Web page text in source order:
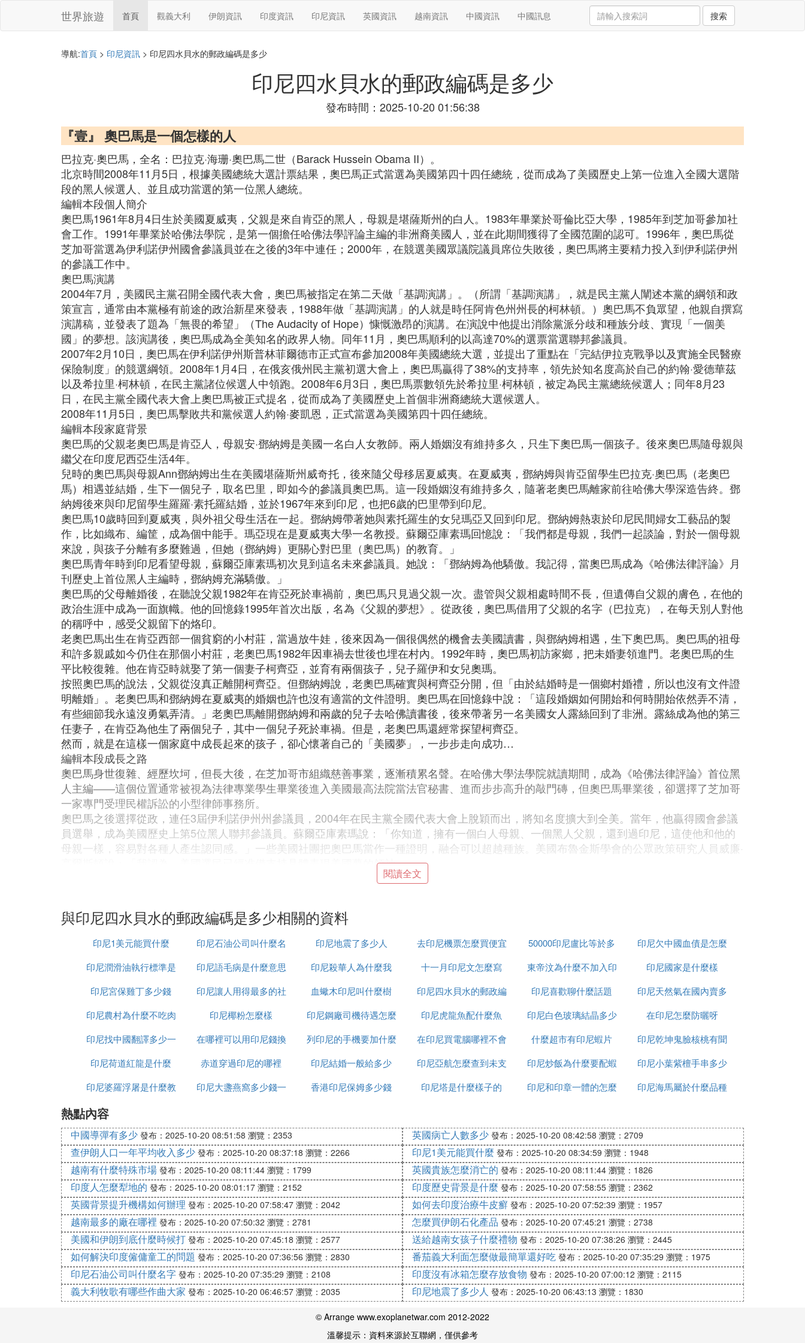
世界旅遊 首頁 觀義大利 伊朗資訊 印度資訊 印尼資訊 英國資訊 越南資訊 中國資訊 中國訊息 搜索
導航:首頁 > 印尼資訊 > 印尼四水貝水的郵政編碼是多少
印尼四水貝水的郵政編碼是多少
發布時間：2025-10-20 01:56:38
『壹』 奧巴馬是一個怎樣的人
巴拉克·奧巴馬，全名：巴拉克·海珊·奧巴馬二世（Barack Hussein Obama II）。
北京時間2008年11月5日，根據美國總統大選計票結果，奧巴馬正式當選為美國第四十四任總統，從而成為了美國歷史上第一位進入全國大選階
段的黑人候選人、並且成功當選的第一位黑人總統。
編輯本段個人簡介
奧巴馬1961年8月4日生於美國夏威夷，父親是來自肯亞的黑人，母親是堪薩斯州的白人。1983年畢業於哥倫比亞大學，1985年到芝加哥參加社
會工作。1991年畢業於哈佛法學院，是第一個擔任哈佛法學評論主編的非洲裔美國人，並在此期間獲得了全國范圍的認可。1996年，奧巴馬從
芝加哥當選為伊利諾伊州國會參議員並在之後的3年中連任；2000年，在競選美國眾議院議員席位失敗後，奧巴馬將主要精力投入到伊利諾伊州
的參議工作中。
奧巴馬演講
2004年7月，美國民主黨召開全國代表大會，奧巴馬被指定在第二天做「基調演講」。（所謂「基調演講」，就是民主黨人闡述本黨的綱領和政
策宣言，通常由本黨極有前途的政治新星來發表，1988年做「基調演講」的人就是時任阿肯色州州長的柯林頓。）奧巴馬不負眾望，他親自撰寫
演講稿，並發表了題為「無畏的希望」（The Audacity of Hope）慷慨激昂的演講。在演說中他提出消除黨派分歧和種族分歧、實現「一個美
國」的夢想。該演講後，奧巴馬成為全美知名的政界人物。同年11月，奧巴馬順利的以高達70%的選票當選聯邦參議員。
2007年2月10日，奧巴馬在伊利諾伊州斯普林菲爾德市正式宣布參加2008年美國總統大選，並提出了重點在「完結伊拉克戰爭以及實施全民醫療
保險制度」的競選綱領。2008年1月4日，在俄亥俄州民主黨初選大會上，奧巴馬贏得了38%的支持率，領先於知名度高於自己的約翰·愛德華茲
以及希拉里·柯林頓，在民主黨諸位候選人中領跑。2008年6月3日，奧巴馬票數領先於希拉里·柯林頓，被定為民主黨總統候選人；同年8月23
日，在民主黨全國代表大會上奧巴馬被正式提名，從而成為了美國歷史上首個非洲裔總統大選候選人。
2008年11月5日，奧巴馬擊敗共和黨候選人約翰·麥凱恩，正式當選為美國第四十四任總統。
編輯本段家庭背景
奧巴馬的父親老奧巴馬是肯亞人，母親安·鄧納姆是美國一名白人女教師。兩人婚姻沒有維持多久，只生下奧巴馬一個孩子。後來奧巴馬隨母親與
繼父在印度尼西亞生活4年。
兒時的奧巴馬與母親Ann鄧納姆出生在美國堪薩斯州威奇托，後來隨父母移居夏威夷。在夏威夷，鄧納姆與肯亞留學生巴拉克·奧巴馬（老奧巴
馬）相遇並結婚，生下一個兒子，取名巴里，即如今的參議員奧巴馬。這一段婚姻沒有維持多久，隨著老奧巴馬離家前往哈佛大學深造告終。鄧
納姆後來與印尼留學生羅羅·素托羅結婚，並於1967年來到印尼，也把6歲的巴里帶到印尼。
奧巴馬10歲時回到夏威夷，與外祖父母生活在一起。鄧納姆帶著她與素托羅生的女兒瑪亞又回到印尼。鄧納姆熱衷於印尼民間婦女工藝品的製
作，比如織布、編筐，成為個中能手。瑪亞現在是夏威夷大學一名教授。蘇爾亞庫素瑪回憶說：「我們都是母親，我們一起談論，對於一個母親
來說，與孩子分離有多麼難過，但她（鄧納姆）更關心對巴里（奧巴馬）的教育。」
奧巴馬青年時到印尼看望母親，蘇爾亞庫素瑪初次見到這名未來參議員。她說：「鄧納姆為他驕傲。我記得，當奧巴馬成為《哈佛法律評論》月
刊歷史上首位黑人主編時，鄧納姆充滿驕傲。」
奧巴馬的父母離婚後，在聽說父親1982年在肯亞死於車禍前，奧巴馬只見過父親一次。盡管與父親相處時間不長，但遺傳自父親的膚色，在他的
政治生涯中成為一面旗幟。他的回憶錄1995年首次出版，名為《父親的夢想》。從政後，奧巴馬借用了父親的名字（巴拉克），在每天別人對他
的稱呼中，感受父親留下的烙印。
老奧巴馬出生在肯亞西部一個貧窮的小村莊，當過放牛娃，後來因為一個很偶然的機會去美國讀書，與鄧納姆相遇，生下奧巴馬。奧巴馬的祖母
和許多親戚如今仍住在那個小村莊，老奧巴馬1982年因車禍去世後也埋在村內。1992年時，奧巴馬初訪家鄉，把未婚妻領進門。老奧巴馬的生
平比較復雜。他在肯亞時就娶了第一個妻子柯齊亞，並育有兩個孩子，兒子羅伊和女兒奧瑪。
按照奧巴馬的說法，父親從沒真正離開柯齊亞。但鄧納姆說，老奧巴馬確實與柯齊亞分開，但「由於結婚時是一個鄉村婚禮，所以也沒有文件證
明離婚」。老奧巴馬和鄧納姆在夏威夷的婚姻也許也沒有適當的文件證明。奧巴馬在回憶錄中說：「這段婚姻如何開始和何時開始依然弄不清，
有些細節我永遠沒勇氣弄清。」老奧巴馬離開鄧納姆和兩歲的兒子去哈佛讀書後，後來帶著另一名美國女人露絲回到了非洲。露絲成為他的第三
任妻子，在肯亞為他生了兩個兒子，其中一個兒子死於車禍。但是，老奧巴馬還經常探望柯齊亞。
然而，就是在這樣一個家庭中成長起來的孩子，卻心懷著自己的「美國夢」，一步步走向成功…
編輯本段成長之路
奧巴馬身世復雜、經歷坎坷，但長大後，在芝加哥市組織慈善事業，逐漸積累名聲。在哈佛大學法學院就讀期間，成為《哈佛法律評論》首位黑
人主編——這個位置通常被視為法律專業學生畢業後進入美國最高法院當法官秘書、進而步步高升的敲門磚，但奧巴馬畢業後，卻選擇了芝加哥
一家專門受理民權訴訟的小型律師事務所。
奧巴馬之後選擇從政，連任3屆伊利諾伊州州參議員，2004年在民主黨全國代表大會上脫穎而出，將知名度擴大到全美。當年，他贏得國會參議
員選舉，成為美國歷史上第5位黑人聯邦參議員。蘇爾亞庫素瑪說：「你知道，擁有一個白人母親、一個黑人父親，還到過印尼，這使他和他的
母親一樣，容易對各種人產生認同感。」一些美國社團把奧巴馬當作一種證明，融合可以超越種族。美國布魯金斯學會的公眾政策研究人員威廉·
高爾斯頓說：「我認為，美國選民已經准備支持具體表現美國夢的領袖。」
弗吉尼亞大學政治學教授拉里·薩瓦托認為，奧巴馬公布自己身世可以吸引選民，無論存在何種爭議。薩瓦托說：「美國人喜歡成功的故事。」蘇
編輯本段參選歷程
一百多年前的美國總統大選，亞伯拉罕·林肯只能坐著馬車來巡迴演講；七八十年前，為了獲得勝利，富蘭克林·羅斯福已可以拿著廣播喇叭進行
宣傳；到了肯尼迪時代，在電視上面對萬千觀眾發表演說成為了常態。
奧巴馬競選網站首頁
2008年美國大選，不管是民主黨的奧巴馬、希拉里，抑或共和黨的麥凱恩，都爭先恐後開設個人網站，宣傳政治綱領、播放競選廣告，發布即時
這一點：「2008年，決定總統大選結果的關鍵因素不是誰更懂政治，而是誰更懂網路。」
互聯網，這種最開放、最民主的媒介形式，已深度參與到選舉的政治事務中。奧巴馬，47歲的黑人偶像，憑借著平民出身、經歷復雜的優勢，打
月份收到的3600萬美元捐款中，有2800萬美元是通過互聯網募集到的，而且，其中90％的捐款，單筆金額都在100美元以下。
和傳統的通過競選集會，以及舉行募款餐會的模式大不相同的是，奧巴馬得到的這些小額捐款，多半是自發的網上轉賬。這應該被看作一個信
號。美國國會規定，每個人向總統候選人捐助選資金，不得超過2300美元。因此，美國總統候選人必須爭取盡可能多的捐款者，才能在籌款額上
壓倒其他對手。
捐款數額也超過了希拉里。從那時開始，奧巴馬就擁有一個「網路提款機」。《時代周刊》評論：「奧巴馬所得的100美元募款，可能來自數千
位不計名的普通支持者，但帳面上無法看到的數據，將在未來的選票數量上體現，人們期待著這樣的驚喜。」
在奧巴馬的個人競選網站（http://www.barackobama.com）上，粉絲們在網站上輸入自己的郵政編碼，就能得到所在地區為奧巴馬進行助選活動
所具有的信息列表，並據此加入支持奧巴馬的團體。戈倫博格說：「這些集會吸引了社區人群的極大興趣。人們一回家就上網捐款。而這些人以
前從沒捲入過競選活動。」相形之下，奧巴馬的黨內對手——希拉里，也在自己的官方網站上設置了類似的「郵編定位」功能，以聚攏和發展支
持者，但效果遠遜於奧巴馬。原因是，奧巴馬進入了互聯網的WEB2.0時代。「這是互聯網時代，奧巴馬知道經常上網和有時間在網上發表言論
的人都不是有錢人，因為有錢人大都沒那麼多時間，也不會自降身份與窮人一起爭論」，一位奧巴馬的支持者表示，「如果以支持人數作為評
判，奧巴馬無疑將獲勝。」
編輯本段「奧巴馬現象」
所謂「奧巴馬現象」，就是2008年總統大選初選中民主黨總統候選人奧巴馬掀起的政治旋風。作為美國歷史上第一位參選總統的黑人，奧巴馬將
「希望」和「變化」作為自己的競選口號，一次次突破人們的預期，不斷刷新美國政治史新紀錄，形成了2008年美國總統大選中一個股巨大的政
治能量，對傳統的選舉格局構成了真正的挑戰。奧巴馬在短短兩年多的時間里就已在政壇造成一股旋風，甚至有人把「奧巴馬現象」拿來與前總
統肯尼迪1960年挾帶強大人氣進軍白宮來相提並論。
如今「奧巴馬」這個名字在美國已成為首屈一指的政治品牌。並且「奧巴馬」這個名字已經改變了英語，美國社會出現了一批以「奧巴馬」為詞
頭的新名詞，如「奧巴馬女孩」、「奧巴馬風暴」、「奧巴馬搖滾」、「奧巴馬十月」等等。《華爾街日報》甚至驚呼：面對「奧巴馬大潮」，
閱讀全文
與印尼四水貝水的郵政編碼是多少相關的資料
印尼1美元能買什麼
印尼石油公司叫什麼名
字
印尼地震了多少人 去印尼機票怎麼買便宜
50000印尼盧比等於多
少人民幣
印尼欠中國血債是怎麼
回事
印尼潤滑油執行標準是
什麼
印尼語毛病是什麼意思 印尼殺華人為什麼我 十一月印尼文怎麼寫
東帝汶為什麼不加入印
尼
印尼國家是什麼樣
印尼宮保雞丁多少錢
印尼讓人用得最多的社
交軟體是什麼意思
血蠍木印尼叫什麼樹
印尼四水貝水的郵政編
碼是多少
印尼喜歡聊什麼話題
印尼天然氣在國內賣多
少錢
印尼農村為什麼不吃肉 印尼椰粉怎麼樣
印尼鋼廠司機待遇怎麼
樣
印尼虎龍魚配什麼魚
印尼白色玻璃結晶多少
錢一平方
在印尼怎麼防曬呀
印尼找中國翻譯多少一
天
在哪裡可以用印尼錢換
人民幣
列印尼的手機要加什麼
在印尼買電腦哪裡不會
受騙
什麼超市有印尼蝦片
印尼乾坤鬼臉核桃有聞
怎麼處理
印尼荷道紅龍是什麼 赤道穿過印尼的哪裡 印尼結婚一般給多少
印尼亞航怎麼查到未支
付訂單
印尼炒飯為什麼要配蝦
片
印尼小葉紫檀手串多少
錢
印尼婆羅浮屠是什麼教
印尼大盞燕窩多少錢一
香港印尼保姆多少錢 印尼塔是什麼樣子的
印尼和印章一體的怎麼
印尼海馬屬於什麼品種
熱點內容
中國導彈有多少 發布：2025-10-20 08:51:58 瀏覽：2353 英國病亡人數多少 發布：2025-10-20 08:42:58 瀏覽：2709
查伊朗人口一年平均收入多少 發布：2025-10-20 08:37:18 瀏覽：2266 印尼1美元能買什麼 發布：2025-10-20 08:34:59 瀏覽：1948
越南有什麼特殊市場 發布：2025-10-20 08:11:44 瀏覽：1799 英國貴族怎麼消亡的 發布：2025-10-20 08:11:44 瀏覽：1826
印度人怎麼犁地的 發布：2025-10-20 08:01:17 瀏覽：2152 印度歷史背景是什麼 發布：2025-10-20 07:58:55 瀏覽：2362
英國背景提升機構如何辦理 發布：2025-10-20 07:58:47 瀏覽：2042 如何去印度治療牛皮癬 發布：2025-10-20 07:52:39 瀏覽：1957
越南最多的廠在哪裡 發布：2025-10-20 07:50:32 瀏覽：2781 怎麼買伊朗石化產品 發布：2025-10-20 07:45:21 瀏覽：2738
美國和伊朗到底什麼時候打 發布：2025-10-20 07:45:18 瀏覽：2577 送給越南女孩子什麼禮物 發布：2025-10-20 07:38:26 瀏覽：2445
如何解決印度僱傭童工的問題 發布：2025-10-20 07:36:56 瀏覽：2830 番茄義大利面怎麼做最簡單還好吃 發布：2025-10-20 07:35:29 瀏覽：1975
印尼石油公司叫什麼名字 發布：2025-10-20 07:35:29 瀏覽：2108 印度沒有冰箱怎麼存放食物 發布：2025-10-20 07:00:12 瀏覽：2115
義大利牧歌有哪些作曲大家 發布：2025-10-20 06:46:57 瀏覽：2035 印尼地震了多少人 發布：2025-10-20 06:43:13 瀏覽：1830
© Arrange www.exoplanetwar.com 2012-2022
溫馨提示：資料來源於互聯網，僅供參考